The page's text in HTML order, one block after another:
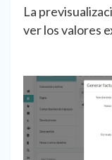
La
ver los valores